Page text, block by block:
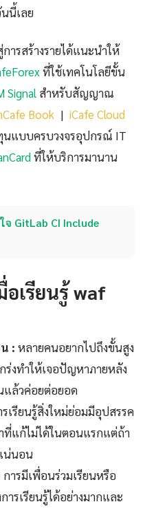
นี้เลย
ารสร้างรายได้แนะนำให้
ที่ใช้เทคโนโลยีขั้น
Signal สำหรับสัญญาณ
Book | iCafe Cloud
ทุนแบบครบวงจรอุปกรณ์ IT
ที่ให้บริการมานาน
จ GitLab CI Include
อเรียนรู้ waf
: หลายคนอยากไปถึงขั้นสูง
งทำให้เจอปัญหาภายหลัง
แล้วค่อยต่อยอด
รเรียนรู้สิ่งใหม่ย่อมมีอุปสรรค
ที่แก้ไม่ได้ในตอนแรกแต่ถ้า
น่นอน
การมีเพื่อนร่วมเรียนหรือ
รเรียนรู้ได้อย่างมากและ